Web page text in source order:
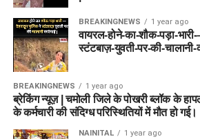
BREAKINGNEWS 1 year ago
वायरल-होने-का-शौक-पड़ा-
स्टंटबाज़-युवती-पर-की-चालानी-
BREAKINGNEWS 1 year ago
ब्रेकिंग न्यूज़ | चमोली जिले के पोखरी ब्लॉक के
के कर्मचारी की संदिग्ध परिस्थितियों में मौत हो गई।
NAINITAL 1 year ago